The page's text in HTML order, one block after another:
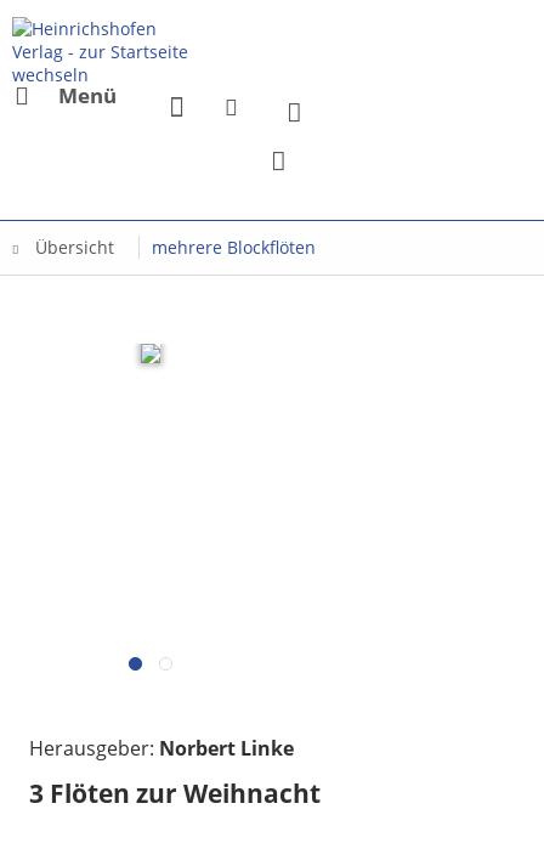
Menü
Übersicht mehrere Blockflöten
Herausgeber: Norbert Linke
3 Flöten zur Weihnacht